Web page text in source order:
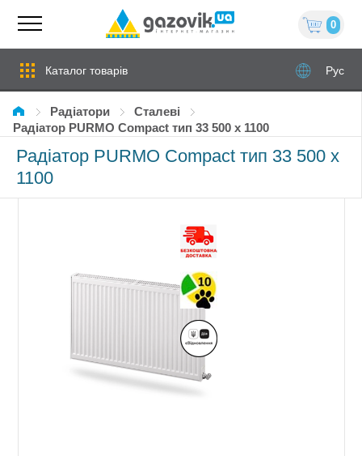
0
Каталог товарів Рус
Радіатори
сталеві
Радіатор PURMO Compact тип 33 500 x 1100
Радіатор PURMO Compact тип 33 500 x
1100